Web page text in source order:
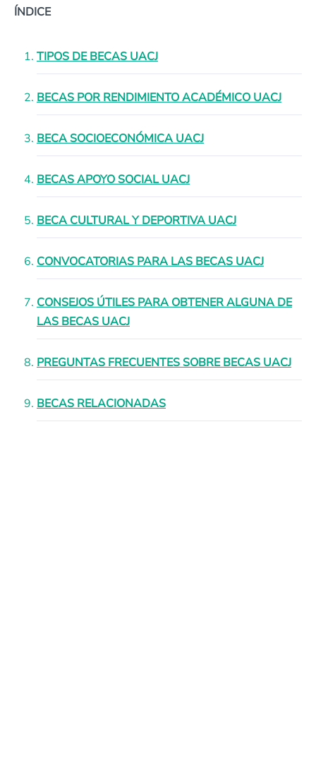
ÍNDICE
TIPOS DE BECAS UACJ
BECAS POR RENDIMIENTO ACADÉMICO UACJ
BECA SOCIOECONÓMICA UACJ
BECAS APOYO SOCIAL UACJ
BECA CULTURAL Y DEPORTIVA UACJ
CONVOCATORIAS PARA LAS BECAS UACJ
CONSEJOS ÚTILES PARA OBTENER ALGUNA DE
LAS BECAS UACJ
PREGUNTAS FRECUENTES SOBRE BECAS UACJ
BECAS RELACIONADAS